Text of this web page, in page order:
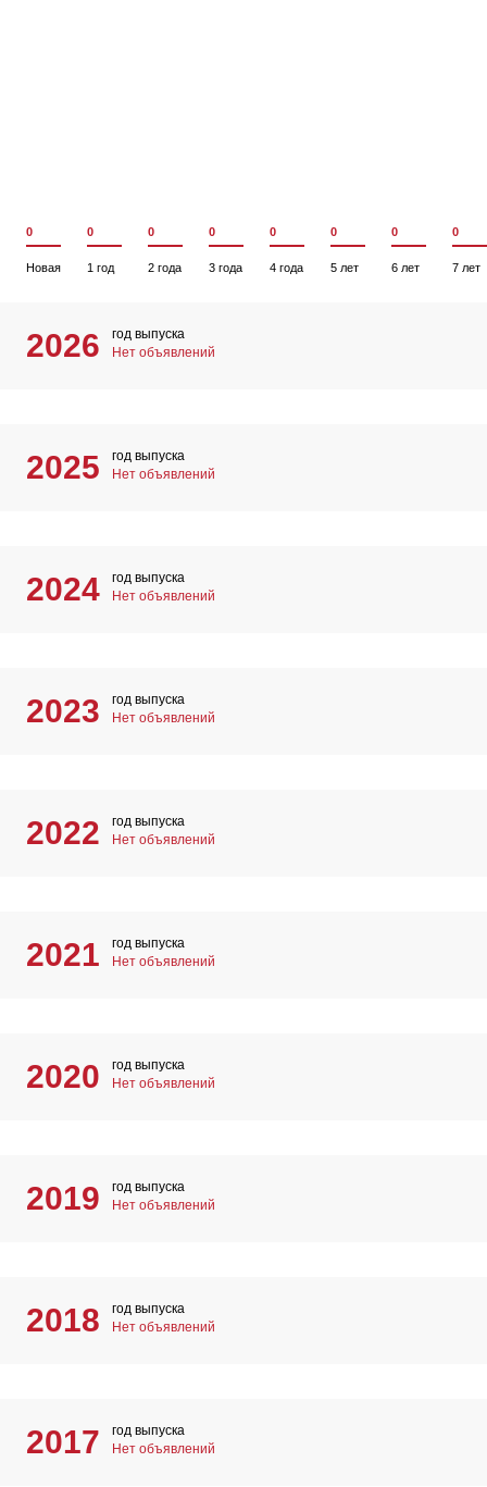
0
Новая
0
1 год
0
2 года
0
3 года
0
4 года
0
5 лет
0
6 лет
0
7 лет
2026
год выпуска
Нет объявлений
2025
год выпуска
Нет объявлений
2024
год выпуска
Нет объявлений
2023
год выпуска
Нет объявлений
2022
год выпуска
Нет объявлений
2021
год выпуска
Нет объявлений
2020
год выпуска
Нет объявлений
2019
год выпуска
Нет объявлений
2018
год выпуска
Нет объявлений
2017
год выпуска
Нет объявлений